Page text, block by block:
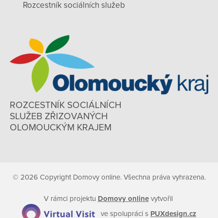
Rozcestník sociálních služeb
ROZCESTNÍK SOCIÁLNÍCH
SLUŽEB ZŘIZOVANÝCH
OLOMOUCKÝM KRAJEM
© 2026 Copyright Domovy online. Všechna práva vyhrazena.
V rámci projektu Domovy onlinevytvořil
ve spolupráci s PUXdesign.cz